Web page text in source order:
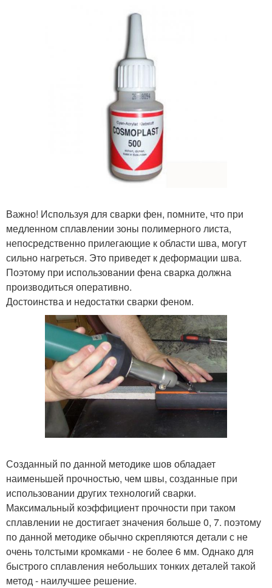
Важно! Используя для сварки фен, помните, что при
медленном сплавлении зоны полимерного листа,
непосредственно прилегающие к области шва, могут
сильно нагреться. Это приведет к деформации шва.
Поэтому при использовании фена сварка должна
производиться оперативно.
Достоинства и недостатки сварки феном.
Созданный по данной методике шов обладает
наименьшей прочностью, чем швы, созданные при
использовании других технологий сварки.
Максимальный коэффициент прочности при таком
сплавлении не достигает значения больше 0, 7. поэтому
по данной методике обычно скрепляются детали с не
очень толстыми кромками - не более 6 мм. Однако для
быстрого сплавления небольших тонких деталей такой
метод - наилучшее решение.